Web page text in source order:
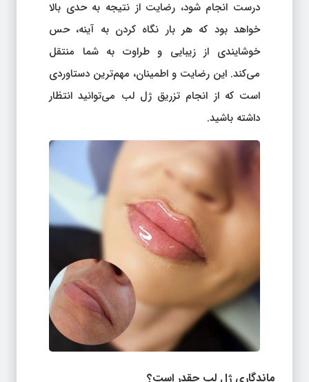
درست انجام شود، رضایت از نتیجه به حدی بالا
خواهد بود که هر بار نگاه کردن به آینه، حس
خوشایندی از زیبایی و طراوت به شما منتقل
می‌کند. این رضایت و اطمینان، مهم‌ترین دستاوردی
است که از انجام تزریق ژل لب می‌توانید انتظار
داشته باشید.
ماندگاری ژل لب چقدر است؟